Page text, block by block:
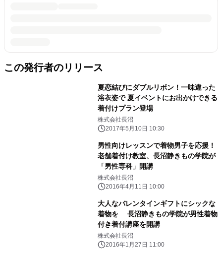
この発行者のリリース
夏恋結びにダブルリボン！一味違った
浴衣姿で 夏イベントにお出かけできる
着付けプラン登場
株式会社長沼
2017年5月10日 10:30
男性向けレッスンで着物男子を応援！
老舗着付け教室、長沼静きもの学院が
「男性専科」開講
株式会社長沼
2016年4月11日 10:00
大人なバレンタインギフトにシックな
着物を 長沼静きもの学院が男性着物
付き着付講座を開講
株式会社長沼
2016年1月27日 11:00